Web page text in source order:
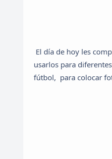
El día de hoy les
usarlos para
fútbol, para colocar